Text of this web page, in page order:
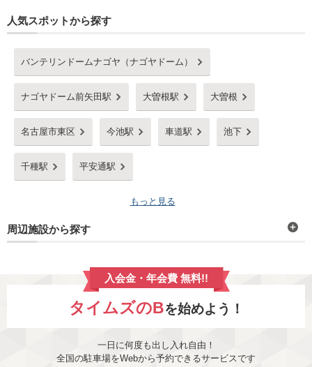
人気スポットから探す
バンテリンドームナゴヤ（ナゴヤドーム）
ナゴヤドーム前矢田駅 大曽根駅 大曽根
名古屋市東区 今池駅 車道駅 池下
千種駅 平安通駅
もっと見る
周辺施設から探す
入会金・年会費 無料!!
タイムズのBを始めよう！
一日に何度も出し入れ自由！
全国の駐車場をWebから予約できるサービスです